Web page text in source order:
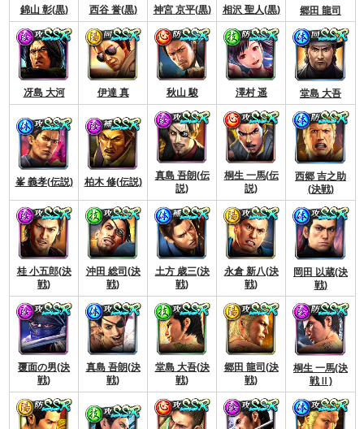
錦山 彰(黒) 西谷 誉(黒) 神宮 京平(黒) 相沢 聖人(黒) 郷田 龍司
冴島 大河 伊達 真 秋山 駿 澤村 遥 堂島 大吾
峯 義孝(伝説) 柏木 修(伝説)
真島 吾朗(伝
説)
桐生 一馬(伝
説)
西郷 吉之助
(決戦)
桂 小五郎(決
戦)
沖田 総司(決
戦)
土方 歳三(決
戦)
永倉 新八(決
戦)
岡田 以蔵(決
戦)
覆面の男(決
戦)
真島 吾朗(決
戦)
堂島 大吾(決
戦)
郷田 龍司(決
戦)
桐生 一馬(決
戦Ⅱ)